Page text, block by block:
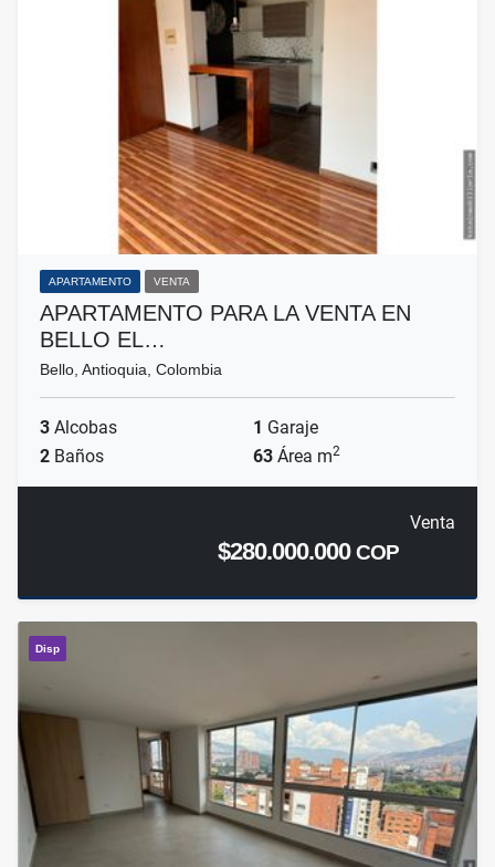
APARTAMENTO VENTA
APARTAMENTO PARA LA VENTA EN
BELLO EL…
Bello, Antioquia, Colombia
3 Alcobas 1 Garaje
2 Baños 63 Área m2
Venta
$280.000.000COP
Disp